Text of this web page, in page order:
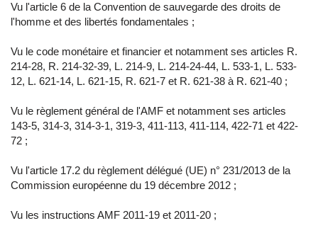
Vu l'article 6 de la Convention de sauvegarde des droits de
l'homme et des libertés fondamentales ;
Vu le code monétaire et financier et notamment ses articles R.
214-28, R. 214-32-39, L. 214-9, L. 214-24-44, L. 533-1, L. 533-
12, L. 621-14, L. 621-15, R. 621-7 et R. 621-38 à R. 621-40 ;
Vu le règlement général de l'AMF et notamment ses articles
143-5, 314-3, 314-3-1, 319-3, 411-113, 411-114, 422-71 et 422-
72 ;
Vu l'article 17.2 du règlement délégué (UE) n° 231/2013 de la
Commission européenne du 19 décembre 2012 ;
Vu les instructions AMF 2011-19 et 2011-20 ;